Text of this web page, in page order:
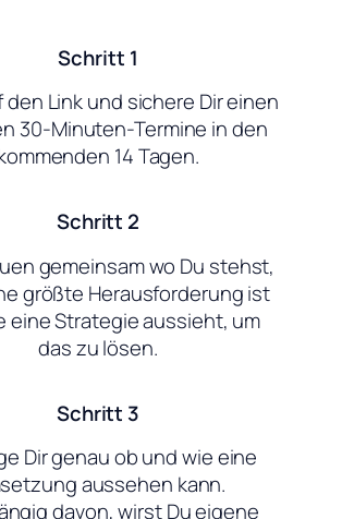
Schritt 1
den Link und sichere Dir einen
30-Minuten-Termine in den
14 Tagen.
Schritt 2
gemeinsam wo Du stehst,
größte Herausforderung ist
eine Strategie aussieht, um
das zu lösen.
Schritt 3
Dir genau ob und wie eine
aussehen kann.
davon, wirst Du eigene